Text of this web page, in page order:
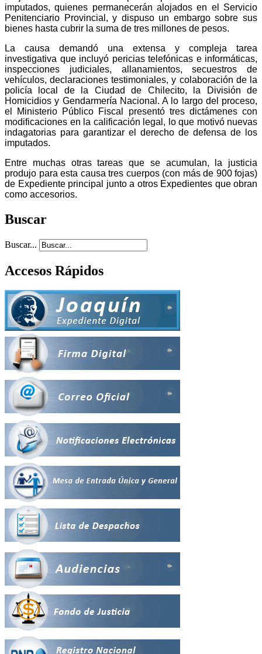
imputados, quienes permanecerán alojados en el Servicio
Penitenciario Provincial, y dispuso un embargo sobre sus
bienes hasta cubrir la suma de tres millones de pesos.
La causa demandó una extensa y compleja tarea
investigativa que incluyó pericias telefónicas e informáticas,
inspecciones judiciales, allanamientos, secuestros de
vehículos, declaraciones testimoniales, y colaboración de la
policía local de la Ciudad de Chilecito, la División de
Homicidios y Gendarmería Nacional. A lo largo del proceso,
el Ministerio Público Fiscal presentó tres dictámenes con
modificaciones en la calificación legal, lo que motivó nuevas
indagatorias para garantizar el derecho de defensa de los
imputados.
Entre muchas otras tareas que se acumulan, la justicia
produjo para esta causa tres cuerpos (con más de 900 fojas)
de Expediente principal junto a otros Expedientes que obran
como accesorios.
Buscar
Buscar...
Accesos Rápidos